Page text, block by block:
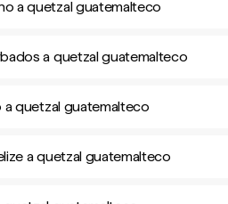
a quetzal guatemalteco
a quetzal guatemalteco
a quetzal guatemalteco
a quetzal guatemalteco